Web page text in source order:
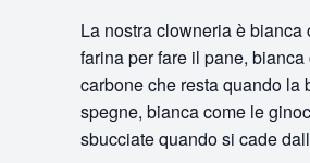
La nostra clowneria è bianca
farina per fare il pane, bianca
carbone che resta quando la
spegne, bianca come le
sbucciate quando si cade